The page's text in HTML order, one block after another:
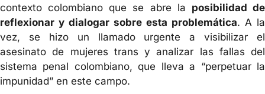
contexto colombiano que se abre la posibilidad de
reflexionar y dialogar sobre esta problemática. A la
vez, se hizo un llamado urgente a visibilizar el
asesinato de mujeres trans y analizar las fallas del
sistema penal colombiano, que lleva a “perpetuar la
impunidad” en este campo.